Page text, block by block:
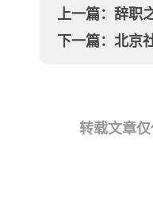
上一篇： 辞职
下一篇： 北京
转载文章